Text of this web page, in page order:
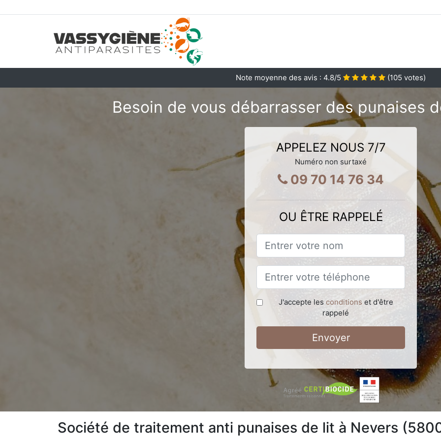
Note moyenne des avis : 4.8/5 (105 votes)
Besoin de vous débarrasser des punaises
APPELEZ NOUS 7/7
Numéro non surtaxé
09 70 14 76 34
OU ÊTRE RAPPELÉ
J'accepte les conditions et d'être
rappelé
Envoyer
Société de traitement anti punaises de lit à Nevers